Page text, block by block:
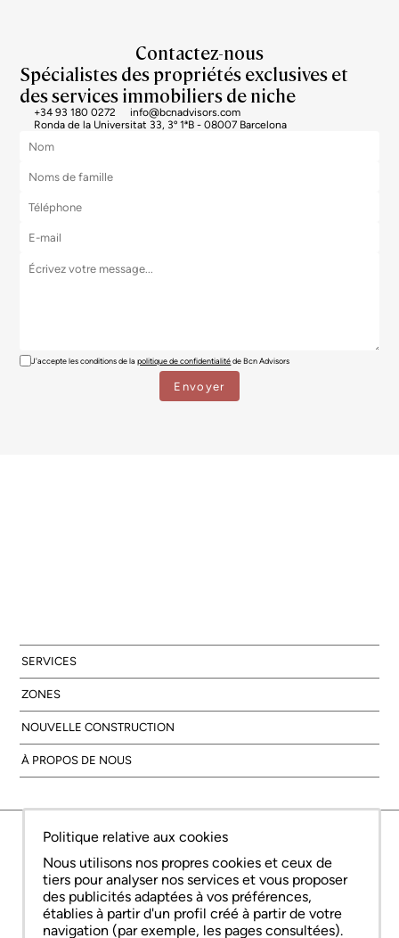
Contactez-nous
Spécialistes des propriétés exclusives et
des services immobiliers de niche
+34 93 180 0272
info@bcnadvisors.com
Ronda de la Universitat 33, 3º 1ªB - 08007 Barcelona
J'accepte les conditions de lapolitique de confidentialitéde Bcn Advisors
SERVICES
ZONES
NOUVELLE CONSTRUCTION
À PROPOS DE NOUS
© Copyright Bcn Advisors 2026
aiCat 2736 Avis juridique Politique relative aux cookies
Politique relative aux cookies
Nous utilisons nos propres cookies et ceux de
tiers pour analyser nos services et vous proposer
des publicités adaptées à vos préférences,
établies à partir d'un profil créé à partir de votre
navigation (par exemple, les pages consultées).